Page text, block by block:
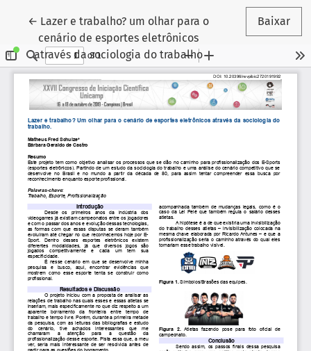
← Voltar aos Detalhes do Artigo
Lazer e trabalho? um olhar para o
cenário de esportes eletrônicos
através da sociologia do trabalho
Baixar